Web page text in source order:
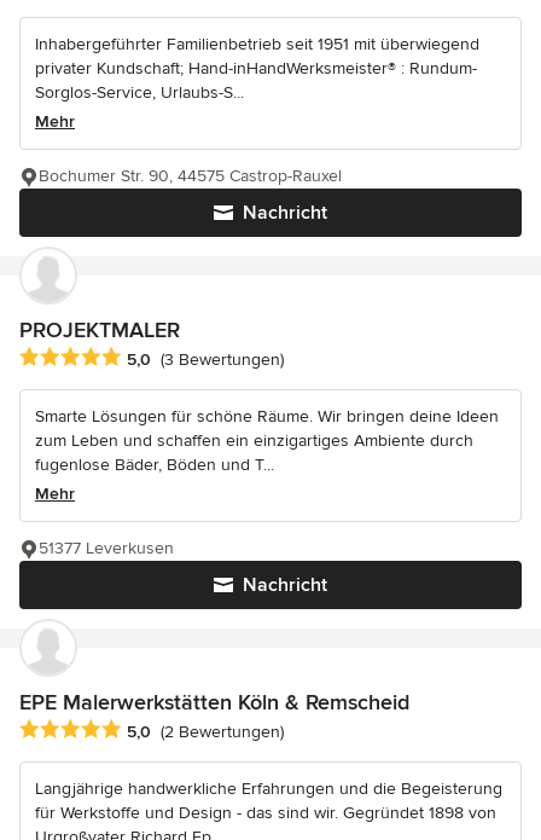
Inhabergeführter Familienbetrieb seit 1951 mit überwiegend
privater Kundschaft; Hand-inHandWerksmeister® : Rundum-
Sorglos-Service, Urlaubs-S...
Mehr
Nachricht
Bochumer Str. 90, 44575 Castrop-Rauxel
PROJEKTMALER
Durchschnittliche Bewertung: 5 von 5 Sternen
5,0 (3 Bewertungen)
Smarte Lösungen für schöne Räume. Wir bringen deine Ideen
zum Leben und schaffen ein einzigartiges Ambiente durch
fugenlose Bäder, Böden und T...
Mehr
Nachricht
51377 Leverkusen
EPE Malerwerkstätten Köln & Remscheid
Durchschnittliche Bewertung: 5 von 5 Sternen
5,0 (2 Bewertungen)
Langjährige handwerkliche Erfahrungen und die Begeisterung
für Werkstoffe und Design - das sind wir. Gegründet 1898 von